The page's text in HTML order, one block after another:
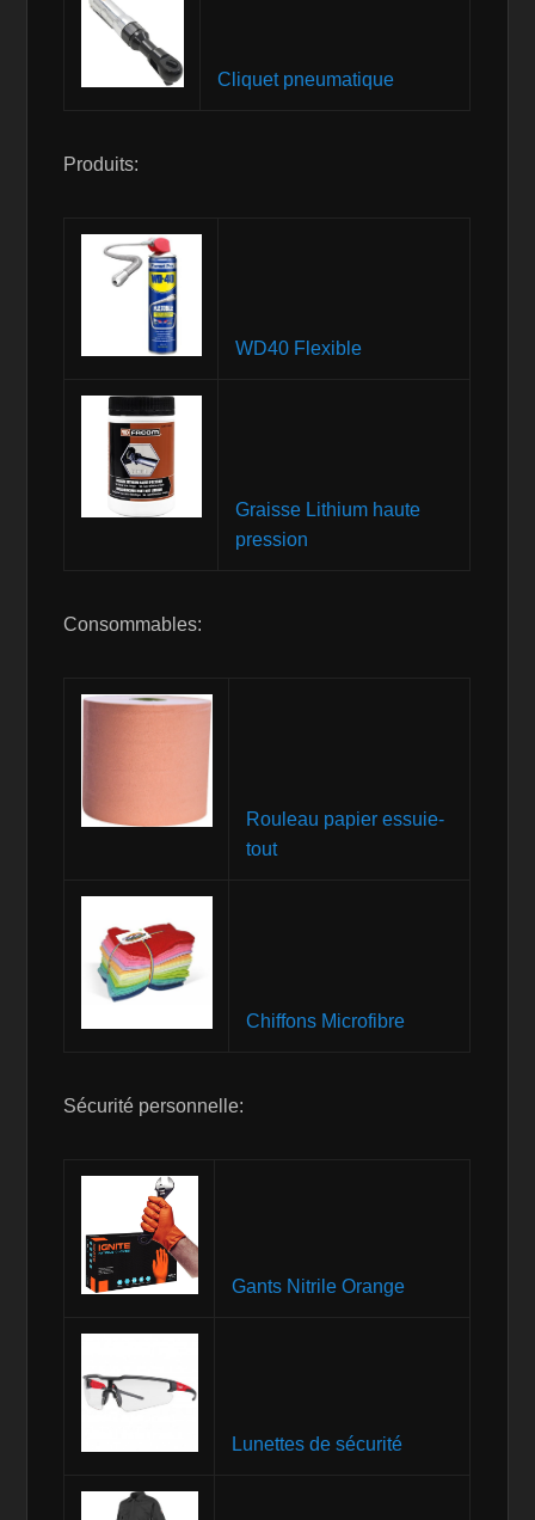
Cliquet pneumatique
Produits:
WD40 Flexible
Graisse Lithium haute
pression
Consommables:
Rouleau papier essuie-
tout
Chiffons Microfibre
Sécurité personnelle:
Gants Nitrile Orange
Lunettes de sécurité